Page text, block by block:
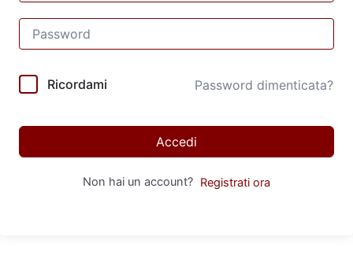
Ricordami Password dimenticata?
Accedi
Non hai un account? Registrati ora